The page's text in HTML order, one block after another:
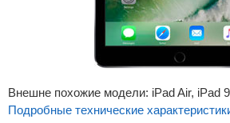
Внешне похожие модели: iPad Air, iPad
Подробные технические